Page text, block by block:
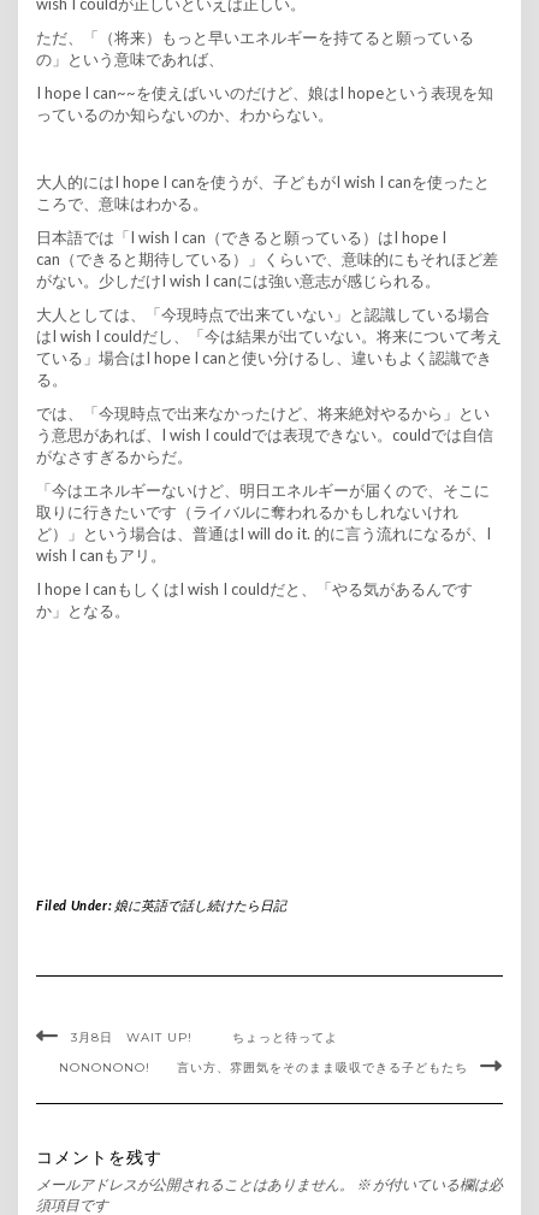
ただ、「（将来）もっと早いエネルギーを持てると願っている
の」という意味であれば、
I hope I can~~を使えばいいのだけど、娘はI hopeという表現を知
っているのか知らないのか、わからない。
大人的にはI hope I canを使うが、子どもがI wish I canを使ったと
ころで、意味はわかる。
日本語では「I wish I can（できると願っている）はI hope I
can（できると期待している）」くらいで、意味的にもそれほど差
がない。少しだけI wish I canには強い意志が感じられる。
大人としては、「今現時点で出来ていない」と認識している場合
はI wish I couldだし、「今は結果が出ていない。将来について考え
ている」場合はI hope I canと使い分けるし、違いもよく認識でき
る。
では、「今現時点で出来なかったけど、将来絶対やるから」とい
う意思があれば、I wish I couldでは表現できない。couldでは自信
がなさすぎるからだ。
「今はエネルギーないけど、明日エネルギーが届くので、そこに
取りに行きたいです（ライバルに奪われるかもしれないけれ
ど）」という場合は、普通はI will do it. 的に言う流れになるが、I
wish I canもアリ。
I hope I canもしくはI wish I couldだと、「やる気があるんです
か」となる。
Filed Under: 娘に英語で話し続けたら日記
3月8日 WAIT UP! ちょっと待ってよ
NONONONO! 言い方、雰囲気をそのまま吸収できる子どもたち
コメントを残す
メールアドレスが公開されることはありません。 ※ が付いている欄は必
須項目です